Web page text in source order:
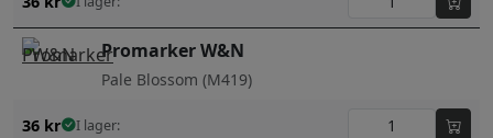
Promarker W&N
Pale Blossom (M419)
36 kr I lager: